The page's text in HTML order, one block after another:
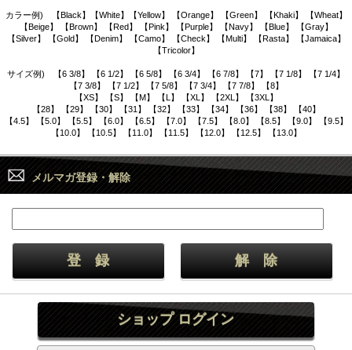
カラー例) 【Black】【White】【Yellow】 【Orange】 【Green】 【Khaki】 【Wheat】
【Beige】 【Brown】 【Red】 【Pink】 【Purple】 【Navy】 【Blue】 【Gray】
【Silver】 【Gold】 【Denim】 【Camo】 【Check】 【Multi】 【Rasta】 【Jamaica】
【Tricolor】
サイズ例) 【6 3/8】 【6 1/2】 【6 5/8】 【6 3/4】 【6 7/8】 【7】 【7 1/8】 【7 1/4】
【7 3/8】 【7 1/2】 【7 5/8】 【7 3/4】 【7 7/8】 【8】
【XS】 【S】 【M】 【L】 【XL】 【2XL】 【3XL】
【28】 【29】 【30】 【31】 【32】 【33】 【34】 【36】 【38】 【40】
【4.5】 【5.0】 【5.5】 【6.0】 【6.5】 【7.0】 【7.5】 【8.0】 【8.5】 【9.0】 【9.5】
【10.0】 【10.5】 【11.0】 【11.5】 【12.0】 【12.5】 【13.0】
メルマガ登録・解除
ショップ ログイン